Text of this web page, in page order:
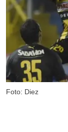
Foto: Diez